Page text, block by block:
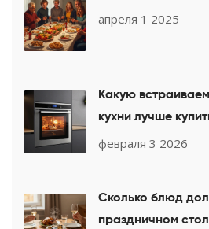
апреля 1 2025
Какую
кухни лучше
года
февраля 3 2026
Сколько блюд
праздничном